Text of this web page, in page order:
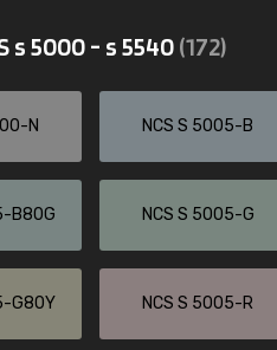
s 5000 - s 5540(172)
N NCS S 5005-B
B80G NCS S 5005-G
G80Y NCS S 5005-R